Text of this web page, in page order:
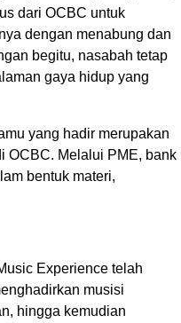
dari OCBC untuk
dengan menabung dan
begitu, nasabah tetap
gaya hidup yang
yang hadir merupakan
OCBC. Melalui PME, bank
bentuk materi,
Experience telah
musisi
hingga kemudian